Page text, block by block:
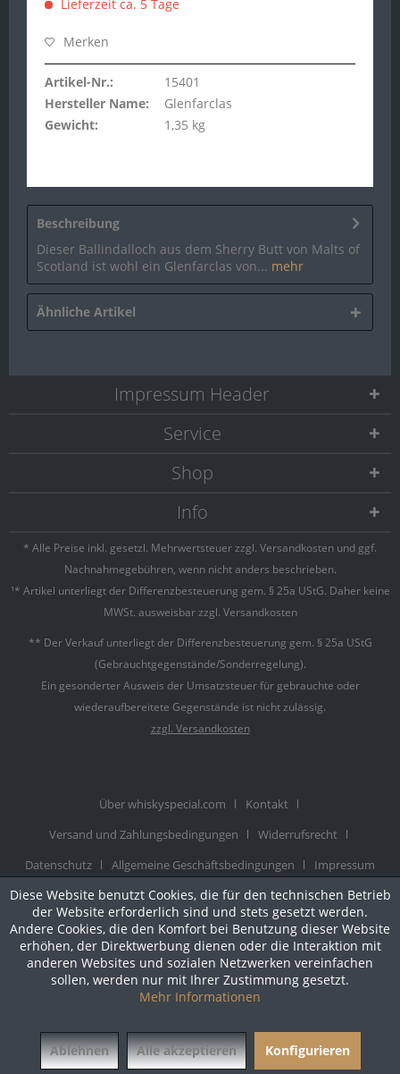
Lieferzeit ca. 5 Tage
Merken
Artikel-Nr.:
15401
Hersteller Name:
Glenfarclas
Gewicht:
1,35 kg
Beschreibung
Dieser Ballindalloch aus dem Sherry Butt von Malts of
Scotland ist wohl ein Glenfarclas von... mehr
Ähnliche Artikel
Service
Shop
Info
Impressum Header
* Alle Preise inkl. gesetzl. Mehrwertsteuer zzgl. Versandkosten und ggf.
Nachnahmegebühren, wenn nicht anders beschrieben.
¹* Artikel unterliegt der Differenzbesteuerung gem. § 25a UStG. Daher keine
MWSt. ausweisbar zzgl. Versandkosten
** Der Verkauf unterliegt der Differenzbesteuerung gem. § 25a UStG
(Gebrauchtgegenstände/Sonderregelung).
Ein gesonderter Ausweis der Umsatzsteuer für gebrauchte oder
wiederaufbereitete Gegenstände ist nicht zulässig.
zzgl. Versandkosten
Über whiskyspecial.com
Kontakt
Versand und Zahlungsbedingungen
Widerrufsrecht
Datenschutz
Allgemeine Geschäftsbedingungen
Impressum
© Realisiert mit Shopware | Theme atmos by Zenit Design
Diese Website benutzt Cookies, die für den technischen Betrieb
der Website erforderlich sind und stets gesetzt werden.
Andere Cookies, die den Komfort bei Benutzung dieser Website
erhöhen, der Direktwerbung dienen oder die Interaktion mit
anderen Websites und sozialen Netzwerken vereinfachen
sollen, werden nur mit Ihrer Zustimmung gesetzt.
Mehr Informationen
Ablehnen Alle akzeptieren Konfigurieren